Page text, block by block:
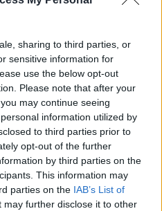
sharing to third parties, or
sensitive information for
use the below opt-out
Please note that after your
may continue seeing
information utilized by
to third parties prior to
opt-out of the further
by third parties on the
This information may
parties on the IAB’s List of
may further disclose it to other
Belg stał za ponownymi
nie był on w stanie
przez siebie ekipy do
prawda udało jej się
wygrać ESWC 2017, ale na
zespół stał w miejscu.
na najbardziej prestiżowych
nie był się w stanie
dziwnego, że to
pierwszą osobą, która
rezultaty.